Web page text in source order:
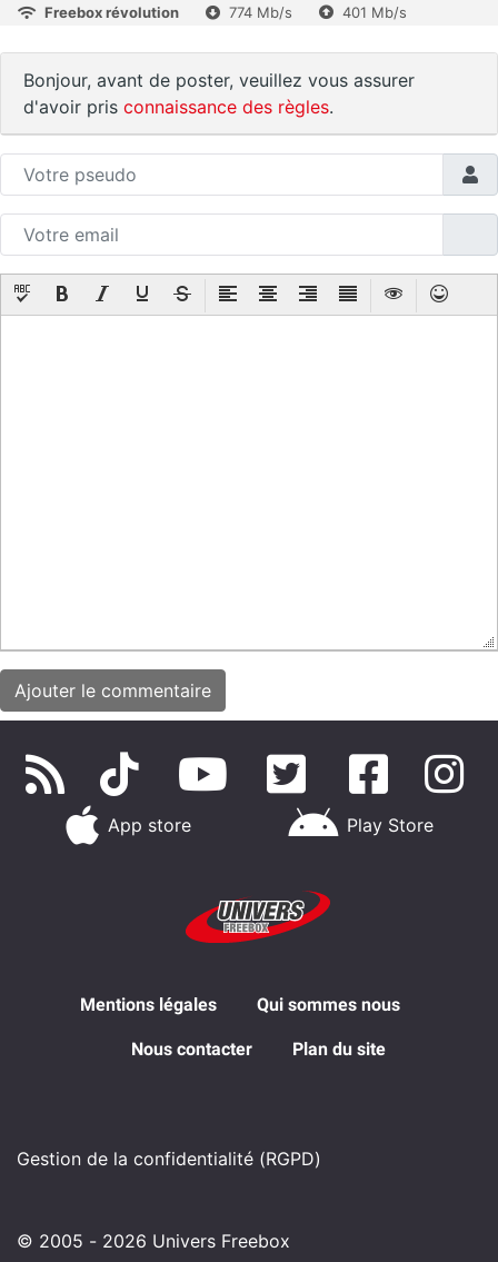
Freebox révolution 774 Mb/s 401 Mb/s
Bonjour, avant de poster, veuillez vous assurer
d'avoir pris connaissance des règles.
App store Play Store
Mentions légales Qui sommes nous
Nous contacter Plan du site
Gestion de la confidentialité (RGPD)
© 2005 - 2026 Univers Freebox